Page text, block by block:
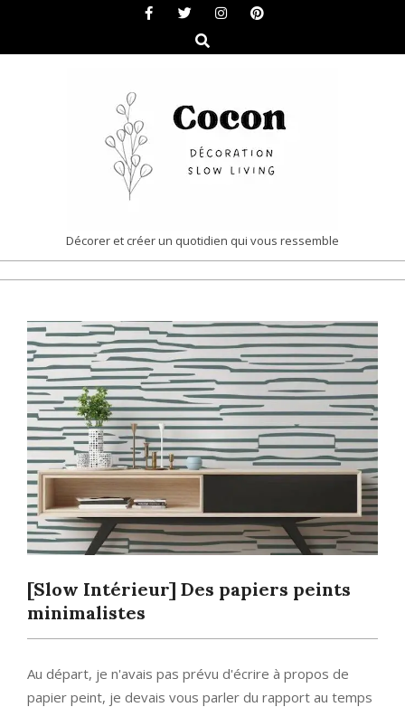
content
Search
COCON
|
&
SLOW
LIVING
Décorer et créer un quotidien qui vous ressemble
Menu
[Slow Intérieur] Des papiers peints
minimalistes
Au départ, je n'avais pas prévu d'écrire à propos de
papier peint, je devais vous parler du rapport au temps